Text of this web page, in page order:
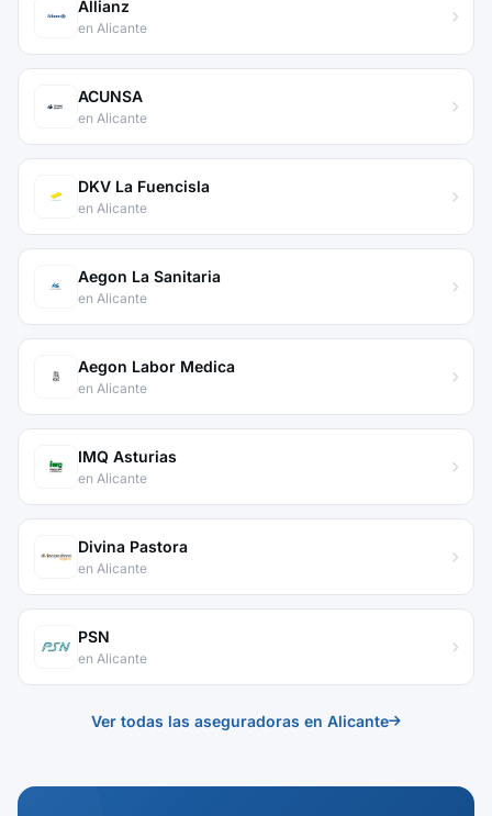
Allianz
en Alicante
ACUNSA
en Alicante
DKV La Fuencisla
en Alicante
Aegon La Sanitaria
en Alicante
Aegon Labor Medica
en Alicante
IMQ Asturias
en Alicante
Divina Pastora
en Alicante
PSN
en Alicante
Ver todas las aseguradoras en Alicante